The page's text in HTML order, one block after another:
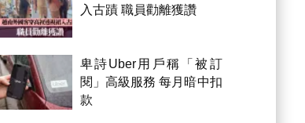
入古蹟 職員勸離獲讚
卑詩Uber用戶稱「被訂
閱」高級服務 每月暗中扣
款